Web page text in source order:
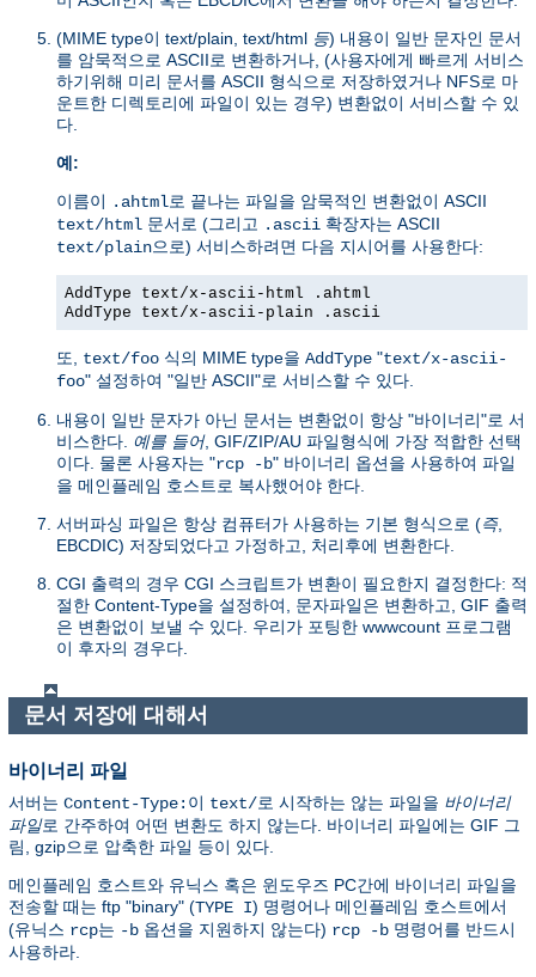
(MIME type이 text/plain, text/html 등) 내용이 일반 문자인 문서
를 암묵적으로 ASCII로 변환하거나, (사용자에게 빠르게 서비스
하기위해 미리 문서를 ASCII 형식으로 저장하였거나 NFS로 마
운트한 디렉토리에 파일이 있는 경우) 변환없이 서비스할 수 있
다.
예:
이름이 .ahtml로 끝나는 파일을 암묵적인 변환없이 ASCII
text/html 문서로 (그리고 .ascii 확장자는 ASCII
text/plain으로) 서비스하려면 다음 지시어를 사용한다:
AddType text/x-ascii-html .ahtml
AddType text/x-ascii-plain .ascii
또, text/foo 식의 MIME type을 AddType "text/x-ascii-
foo" 설정하여 "일반 ASCII"로 서비스할 수 있다.
내용이 일반 문자가 아닌 문서는 변환없이 항상 "바이너리"로 서
비스한다. 예를 들어, GIF/ZIP/AU 파일형식에 가장 적합한 선택
이다. 물론 사용자는 "rcp -b" 바이너리 옵션을 사용하여 파일
을 메인플레임 호스트로 복사했어야 한다.
서버파싱 파일은 항상 컴퓨터가 사용하는 기본 형식으로 (즉,
EBCDIC) 저장되었다고 가정하고, 처리후에 변환한다.
CGI 출력의 경우 CGI 스크립트가 변환이 필요한지 결정한다: 적
절한 Content-Type을 설정하여, 문자파일은 변환하고, GIF 출력
은 변환없이 보낼 수 있다. 우리가 포팅한 wwwcount 프로그램
이 후자의 경우다.
문서 저장에 대해서
바이너리 파일
서버는 Content-Type: 이 text/로 시작하는 않는 파일을 바이너리
파일로 간주하여 어떤 변환도 하지 않는다. 바이너리 파일에는 GIF 그
림, gzip으로 압축한 파일 등이 있다.
메인플레임 호스트와 유닉스 혹은 윈도우즈 PC간에 바이너리 파일을
전송할 때는 ftp "binary" (TYPE I) 명령어나 메인플레임 호스트에서
(유닉스 rcp는 -b 옵션을 지원하지 않는다) rcp -b 명령어를 반드시
사용하라.